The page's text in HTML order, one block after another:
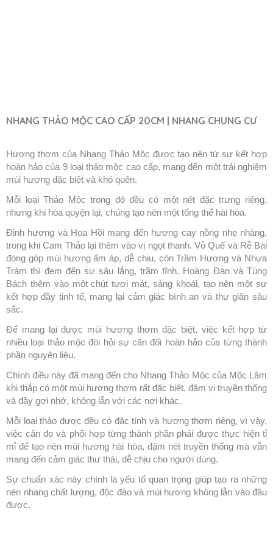
NHANG THẢO MỘC CAO CẤP 20CM | NHANG CHUNG CƯ
Hương thơm của Nhang Thảo Mộc được tạo nên từ sự kết hợp
hoàn hảo của 9 loại thảo mộc cao cấp, mang đến một trải nghiệm
mùi hương đặc biệt và khó quên.
Mỗi loại Thảo Mộc trong đó đều có một nét đặc trưng riêng,
nhưng khi hòa quyện lại, chúng tạo nên một tổng thể hài hòa.
Đinh hương và Hoa Hồi mang đến hương cay nồng nhẹ nhàng,
trong khi Cam Thảo lại thêm vào vị ngọt thanh. Vỏ Quế và Rễ Bài
đóng góp mùi hương ấm áp, dễ chịu, còn Trầm Hương và Nhựa
Trám thì đem đến sự sâu lắng, trầm tĩnh. Hoàng Đàn và Tùng
Bách thêm vào một chút tươi mát, sảng khoái, tạo nên một sự
kết hợp đầy tinh tế, mang lại cảm giác bình an và thư giãn sâu
sắc.
Để mang lại được mùi hương thơm đặc biệt, việc kết hợp từ
nhiều loại thảo mộc đòi hỏi sự cân đối hoàn hảo của từng thành
phần nguyên liệu.
Chính điều này đã mang đến cho Nhang Thảo Mộc của Mộc Lâm
khi thắp có một mùi hương thơm rất đặc biệt, đậm vị truyền thống
và đầy gợi nhớ, không lẫn với các nơi khác.
Mỗi loại thảo dược đều có đặc tính và hương thơm riêng, vì vậy,
việc cân đo và phối hợp từng thành phần phải được thực hiện tỉ
mỉ để tạo nên mùi hương hài hòa, đậm nét truyền thống mà vẫn
mang đến cảm giác thư thái, dễ chịu cho người dùng.
Sự chuẩn xác này chính là yếu tố quan trọng giúp tạo ra những
nén nhang chất lượng, độc đáo và mùi hương không lẫn vào đâu
được.